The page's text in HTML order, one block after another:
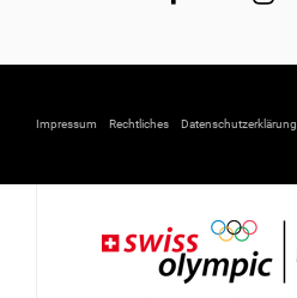
Impressum Rechtliches Datenschutzerklärung